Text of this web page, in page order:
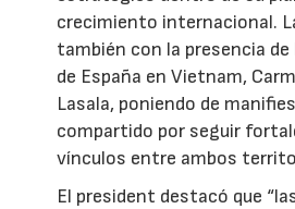
crecimiento internacional.
también con la presencia de
de España en Vietnam,
Lasala, poniendo de
compartido por seguir
vínculos entre ambos
El president destacó que